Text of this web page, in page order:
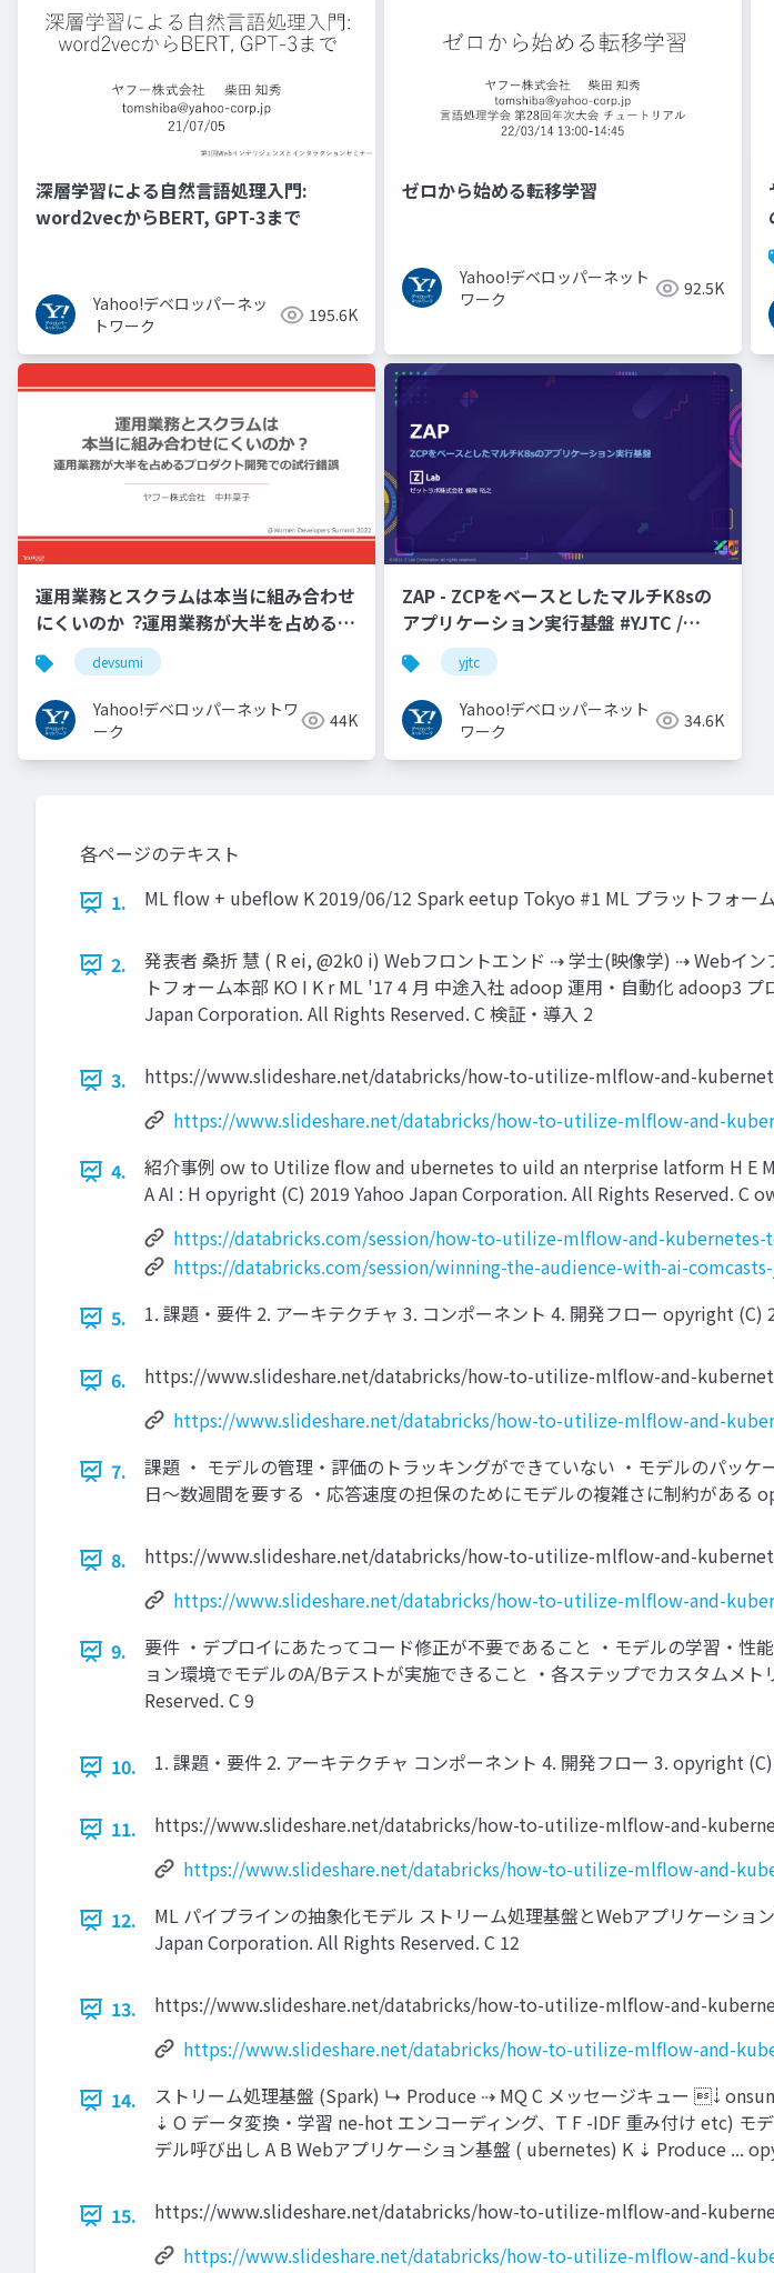
深層学習による自然言語処理入門:
word2vecからBERT, GPT-3まで
Yahoo!デベロッパーネッ
トワーク
195.6K
ゼロから始める転移学習
Yahoo!デベロッパーネット
ワーク
92.5K
運用業務とスクラムは本当に組み合わせ
にくいのか︖運用業務が大半を占めるプ
ロダクト開発での試行錯誤
devsumi
Yahoo!デベロッパーネットワ
ーク
44K
ZAP - ZCPをベースとしたマルチK8sの
アプリケーション実行基盤 #YJTC /
YJTC21 B-3
yjtc
Yahoo!デベロッパーネット
ワーク
34.6K
各ページのテキスト
1.
ML flow + ubeflow K 2019/06/12 Spark eetup Tokyo #1 ML プラットフォー
2.
発表者 桑折 慧 ( R ei, @2k0 i) Webフロントエンド ⇢ 学⼠(映像学) ⇢ Webイ
トフォーム本部 KO I K r ML '17 4 ⽉ 中途⼊社 adoop 運⽤・⾃動化 adoop3
Japan Corporation. All Rights Reserved. C 検証・導⼊ 2
3.
https://www.slideshare.net/databricks/how-to-utilize-mlflow-and-
https://www.slideshare.net/databricks/how-to-utilize-mlflow-and-
4.
紹介事例 ow to Utilize flow and ubernetes to uild an nterprise latform H E
A AI : H opyright (C) 2019 Yahoo Japan Corporation. All Rights Reserved. C
https://databricks.com/session/how-to-utilize-mlflow-and-
https://databricks.com/session/winning-the-audience-with-ai-
5.
1. 課題・要件 2. アーキテクチャ 3. コンポーネント 4. 開発フロー opyright
6.
https://www.slideshare.net/databricks/how-to-utilize-mlflow-and-
https://www.slideshare.net/databricks/how-to-utilize-mlflow-and-
7.
課題 ・ モデルの管理・評価のトラッキングができていない ・モデルのパッ
⽇〜数週間を要する ・応答速度の担保のためにモデルの複雑さに制約があ
8.
https://www.slideshare.net/databricks/how-to-utilize-mlflow-and-
https://www.slideshare.net/databricks/how-to-utilize-mlflow-and-
9.
要件 ・デプロイにあたってコード修正が不要であること ・モデルの学習・
ョン環境でモデルのA/Bテストが実施できること ・各ステップでカスタムメ
Reserved. C 9
10. 1. 課題・要件 2. アーキテクチャ コンポーネント 4. 開発フロー 3. opyright
11.
https://www.slideshare.net/databricks/how-to-utilize-mlflow-and-
https://www.slideshare.net/databricks/how-to-utilize-mlflow-and-
12.
ML パイプラインの抽象化モデル ストリーム処理基盤とWebアプリケーシ
Japan Corporation. All Rights Reserved. C 12
13.
https://www.slideshare.net/databricks/how-to-utilize-mlflow-and-
https://www.slideshare.net/databricks/how-to-utilize-mlflow-and-
14.
ストリーム処理基盤 (Spark) ↳ Produce ⇢ MQ C メッセージキュー ⇣
⇣ O データ変換・学習 ne-hot エンコーディング、T F -IDF 重み付け etc)
デル呼び出し A B Webアプリケーション基盤 ( ubernetes) K ⇣ Produce ...
15.
https://www.slideshare.net/databricks/how-to-utilize-mlflow-and-
https://www.slideshare.net/databricks/how-to-utilize-mlflow-and-